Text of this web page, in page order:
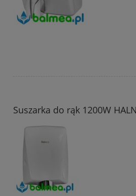
Suszarka do rąk 1200W